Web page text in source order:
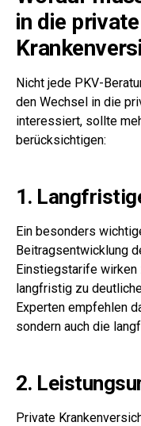
in die private
Nicht jede PKV-
den Wechsel in die
interessiert, sollte
berücksichtigen:
1.
Ein besonders
Beitragsentwicklung
Einstiegstarife wirken
langfristig zu
Experten empfehlen
sondern auch die
2.
Private